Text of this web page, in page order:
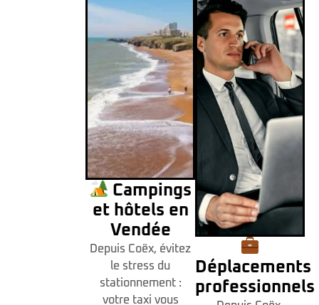
Campings
et hôtels en
Vendée
Depuis Coëx, évitez
le stress du
stationnement :
votre taxi vous
Déplacements
professionnels